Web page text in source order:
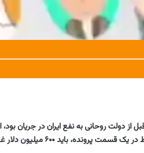
از دولت روحانی به نفع ایران در جریان
میلیون دلار غرامت به شرکت اماراتی بدیم…